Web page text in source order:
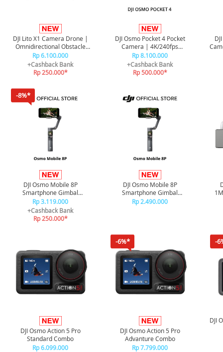
DJI Lito X1 Camera Drone |
Omnidirectional Obstacle
Sensor
Rp 6.100.000
+Cashback Bank
Rp 250.000*
DJI Osmo Pocket 4 Pocket
Camera | 4K/240fps
Standard Combo
Rp 8.100.000
+Cashback Bank
Rp 500.000*
-8%*
DJI Osmo Mobile 8P
Smartphone Gimbal
Stabilizer - Creator Combo
Rp 3.119.000
+Cashback Bank
Rp 250.000*
DJI Osmo Mobile 8P
Smartphone Gimbal
Stabilizer - Advanced
Rp 2.490.000
DJI Osmo Action 5 Pro
Standard Combo
Rp 6.099.000
-6%*
DJI Osmo Action 5 Pro
Advanture Combo
Rp 7.799.000
-
DJI